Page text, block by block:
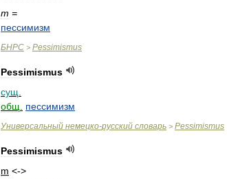
m =
пессимизм
БНРС > Pessimismus
Pessimismus
сущ
общ
пессимизм
Универсальный немецко-русский словарь > Pessimismus
Pessimismus
m <->